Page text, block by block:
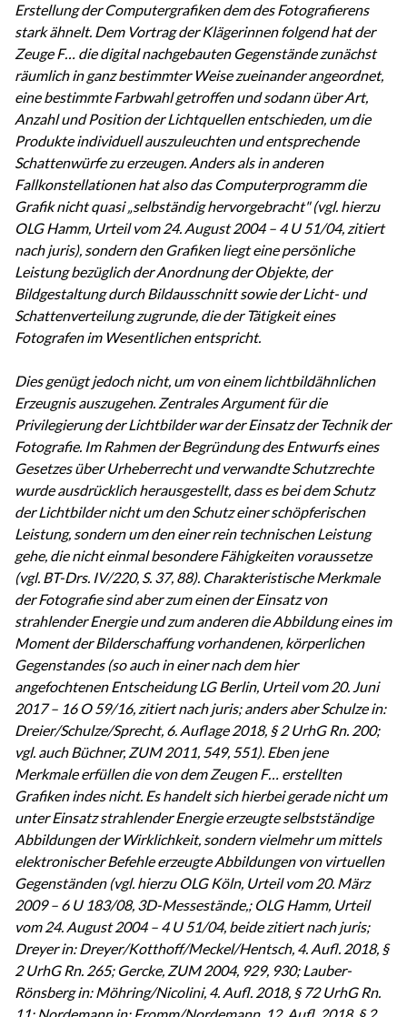
Erstellung der Computergrafiken dem des Fotografierens
stark ähnelt. Dem Vortrag der Klägerinnen folgend hat der
Zeuge F… die digital nachgebauten Gegenstände zunächst
räumlich in ganz bestimmter Weise zueinander angeordnet,
eine bestimmte Farbwahl getroffen und sodann über Art,
Anzahl und Position der Lichtquellen entschieden, um die
Produkte individuell auszuleuchten und entsprechende
Schattenwürfe zu erzeugen. Anders als in anderen
Fallkonstellationen hat also das Computerprogramm die
Grafik nicht quasi „selbständig hervorgebracht" (vgl. hierzu
OLG Hamm, Urteil vom 24. August 2004 – 4 U 51/04, zitiert
nach juris), sondern den Grafiken liegt eine persönliche
Leistung bezüglich der Anordnung der Objekte, der
Bildgestaltung durch Bildausschnitt sowie der Licht- und
Schattenverteilung zugrunde, die der Tätigkeit eines
Fotografen im Wesentlichen entspricht.
Dies genügt jedoch nicht, um von einem lichtbildähnlichen
Erzeugnis auszugehen. Zentrales Argument für die
Privilegierung der Lichtbilder war der Einsatz der Technik der
Fotografie. Im Rahmen der Begründung des Entwurfs eines
Gesetzes über Urheberrecht und verwandte Schutzrechte
wurde ausdrücklich herausgestellt, dass es bei dem Schutz
der Lichtbilder nicht um den Schutz einer schöpferischen
Leistung, sondern um den einer rein technischen Leistung
gehe, die nicht einmal besondere Fähigkeiten voraussetze
(vgl. BT-Drs. IV/220, S. 37, 88). Charakteristische Merkmale
der Fotografie sind aber zum einen der Einsatz von
strahlender Energie und zum anderen die Abbildung eines im
Moment der Bilderschaffung vorhandenen, körperlichen
Gegenstandes (so auch in einer nach dem hier
angefochtenen Entscheidung LG Berlin, Urteil vom 20. Juni
2017 – 16 O 59/16, zitiert nach juris; anders aber Schulze in:
Dreier/Schulze/Sprecht, 6. Auflage 2018, § 2 UrhG Rn. 200;
vgl. auch Büchner, ZUM 2011, 549, 551). Eben jene
Merkmale erfüllen die von dem Zeugen F… erstellten
Grafiken indes nicht. Es handelt sich hierbei gerade nicht um
unter Einsatz strahlender Energie erzeugte selbstständige
Abbildungen der Wirklichkeit, sondern vielmehr um mittels
elektronischer Befehle erzeugte Abbildungen von virtuellen
Gegenständen (vgl. hierzu OLG Köln, Urteil vom 20. März
2009 – 6 U 183/08, 3D-Messestände,; OLG Hamm, Urteil
vom 24. August 2004 – 4 U 51/04, beide zitiert nach juris;
Dreyer in: Dreyer/Kotthoff/Meckel/Hentsch, 4. Aufl. 2018, §
2 UrhG Rn. 265; Gercke, ZUM 2004, 929, 930; Lauber-
Rönsberg in: Möhring/Nicolini, 4. Aufl. 2018, § 72 UrhG Rn.